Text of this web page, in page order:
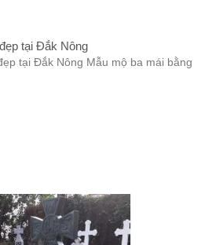
tại Đắk Nông
tại Đắk Nông Mẫu mộ ba mái bằng